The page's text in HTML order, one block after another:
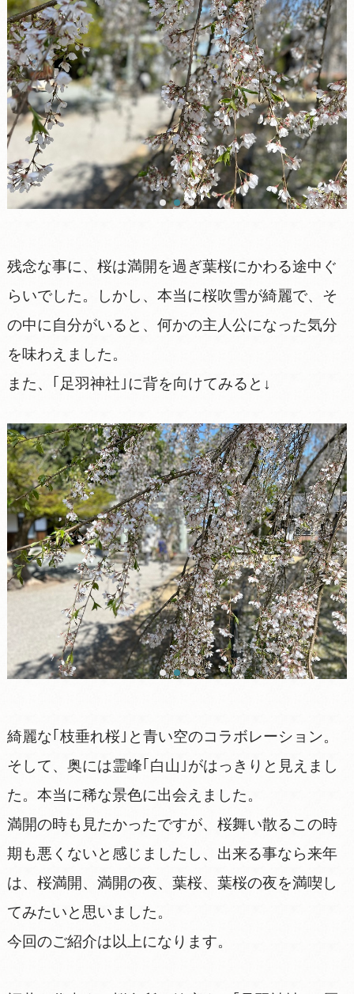
残念な事に、桜は満開を過ぎ葉桜にかわる途中ぐ
らいでした。しかし、本当に桜吹雪が綺麗で、そ
の中に自分がいると、何かの主人公になった気分
を味わえました。
また、｢足羽神社｣に背を向けてみると↓
綺麗な｢枝垂れ桜｣と青い空のコラボレーション。
そして、奥には霊峰｢白山｣がはっきりと見えまし
た。本当に稀な景色に出会えました。
満開の時も見たかったですが、桜舞い散るこの時
期も悪くないと感じましたし、出来る事なら来年
は、桜満開、満開の夜、葉桜、葉桜の夜を満喫し
てみたいと思いました。
今回のご紹介は以上になります。